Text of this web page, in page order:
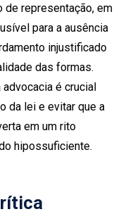
de representação, em
para a ausência
injustificado
das formas.
é crucial
da lei e evitar que a
em um rito
hipossuficiente.